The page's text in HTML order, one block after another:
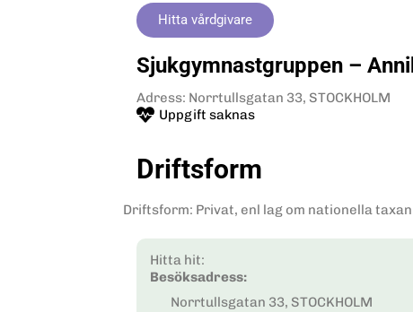
Hitta vårdgivare
Sjukgymnastgruppen –
Adress: Norrtullsgatan 33, STOCKHOLM
Uppgift saknas
Driftsform
Driftsform: Privat, enl lag om nationella taxan
Hitta hit:
Besöksadress:
Norrtullsgatan 33, STOCKHOLM